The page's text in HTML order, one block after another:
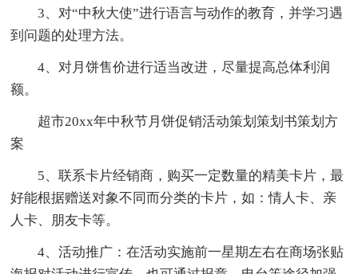
3、对“中秋大使”进行语言与动作的教育，并学习遇
到问题的处理方法。
4、对月饼售价进行适当改进，尽量提高总体利润
额。
超市20xx年中秋节月饼促销活动策划策划书策划方
案
5、联系卡片经销商，购买一定数量的精美卡片，最
好能根据赠送对象不同而分类的卡片，如：情人卡、亲
人卡、朋友卡等。
4、活动推广：在活动实施前一星期左右在商场张贴